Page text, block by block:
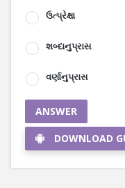
ઉત્પ્રેક્ષા
શબ્દાનુપ્રાસ
વર્ણાનુપ્રાસ
ANSWER
DOWNLOAD